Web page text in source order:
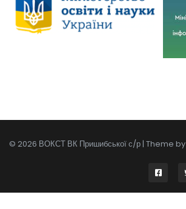
© 2026 ВОКСТ ВК Пришибської с/р | Theme by